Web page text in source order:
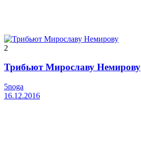
2
Трибьют Мирославу Немирову
5noga
16.12.2016